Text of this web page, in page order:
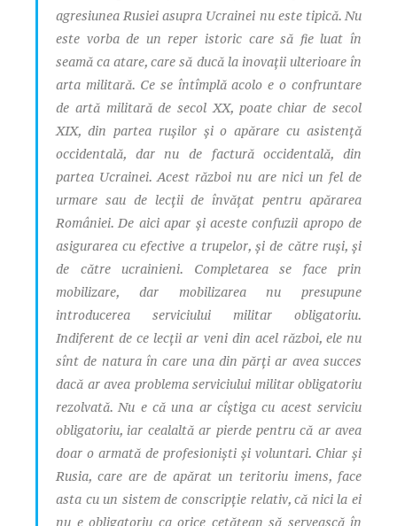
agresiunea Rusiei asupra Ucrainei nu este tipică. Nu
este vorba de un reper istoric care să fie luat în
seamă ca atare, care să ducă la inovații ulterioare în
arta militară. Ce se întîmplă acolo e o confruntare
de artă militară de secol XX, poate chiar de secol
XIX, din partea rușilor și o apărare cu asistență
occidentală, dar nu de factură occidentală, din
partea Ucrainei. Acest război nu are nici un fel de
urmare sau de lecții de învățat pentru apărarea
României. De aici apar și aceste confuzii apropo de
asigurarea cu efective a trupelor, și de către ruși, și
de către ucrainieni. Completarea se face prin
mobilizare, dar mobilizarea nu presupune
introducerea serviciului militar obligatoriu.
Indiferent de ce lecții ar veni din acel război, ele nu
sînt de natura în care una din părți ar avea succes
dacă ar avea problema serviciului militar obligatoriu
rezolvată. Nu e că una ar cîștiga cu acest serviciu
obligatoriu, iar cealaltă ar pierde pentru că ar avea
doar o armată de profesioniști și voluntari. Chiar și
Rusia, care are de apărat un teritoriu imens, face
asta cu un sistem de conscripție relativ, că nici la ei
nu e obligatoriu ca orice cetățean să servească în